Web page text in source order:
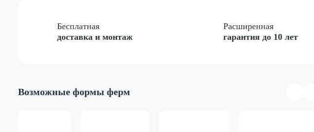
Бесплатная
доставка и монтаж
Расширенная
гарантия до 10 лет
Возможные формы ферм